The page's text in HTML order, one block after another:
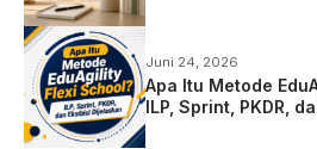
Juni 24, 2026
Apa Itu Metode
ILP, Sprint, PKDR,